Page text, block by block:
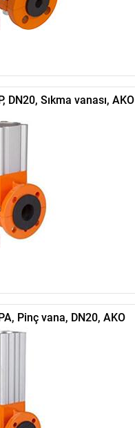
DN20, Sıkma vanası, AKO
Pinç vana, DN20, AKO